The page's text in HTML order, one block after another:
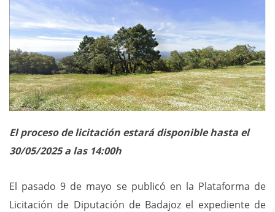
El proceso de licitación estará disponible hasta el
30/05/2025 a las 14:00h
El pasado 9 de mayo se publicó en la Plataforma de
Licitación de Diputación de Badajoz el expediente de